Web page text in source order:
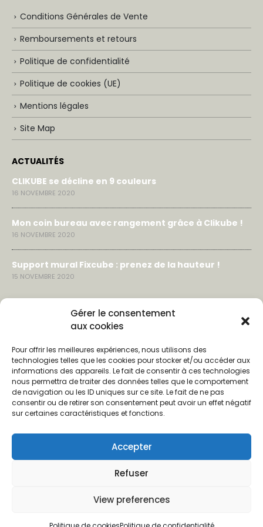
Gérer le consentement
aux cookies
Pour offrir les meilleures expériences, nous utilisons des
technologies telles que les cookies pour stocker et/ou accéder aux
informations des appareils. Le fait de consentir à ces technologies
nous permettra de traiter des données telles que le comportement
de navigation ou les ID uniques sur ce site. Le fait de ne pas
consentir ou de retirer son consentement peut avoir un effet négatif
sur certaines caractéristiques et fonctions.
Accepter
Refuser
View preferences
Conditions Générales de Vente
Remboursements et retours
Politique de confidentialité
Politique de cookies (UE)
Mentions légales
Site Map
ACTUALITÉS
CLIKUBE se décline en 9 couleurs
16 NOVEMBRE 2020
Mon coin bureau avec rangement grâce à Clikube !
16 NOVEMBRE 2020
Support mural Fixcube : prenez de la hauteur !
15 NOVEMBRE 2020
LIENS & CONTACTS
Partenaires
SUIVEZ-NOUS
Facebook